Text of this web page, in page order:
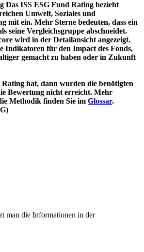
Das ISS ESG Fund Rating bezieht
Umwelt, Soziales und
mit ein. Mehr Sterne bedeuten, dass ein
seine Vergleichsgruppe abschneidet.
wird in der Detailansicht angezeigt.
Indikatoren für den Impact des Fonds,
gemacht zu haben oder in Zukunft
hat, dann wurden die benötigten
Bewertung nicht erreicht. Mehr
Methodik finden Sie im Glossar.
man die Informationen in der